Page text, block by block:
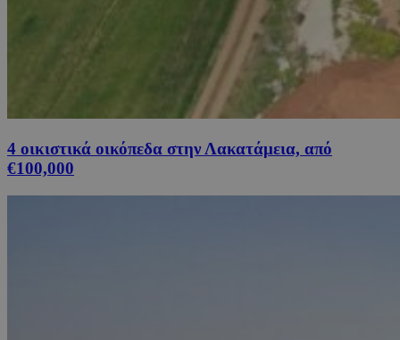
4 οικιστικά οικόπεδα στην Λακατάμεια, από
€100,000